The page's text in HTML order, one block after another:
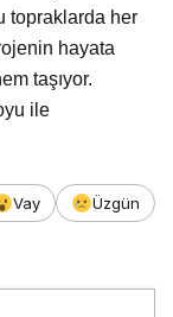
topraklarda her
hayata
taşıyor.
ile
Vay
Üzgün